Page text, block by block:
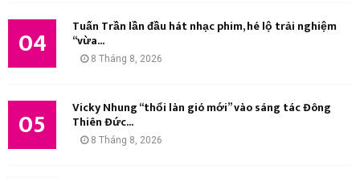
04 Tuấn Trần lần đầu hát nhạc phim, hé lộ trải nghiệm
“vừa...
8 Tháng 8, 2026
05 Vicky Nhung “thổi làn gió mới” vào sáng tác Đông
Thiên Đức...
8 Tháng 8, 2026